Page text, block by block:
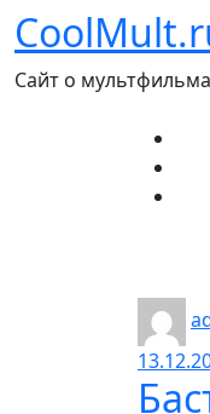
Перейти
содержанию
Сайт о